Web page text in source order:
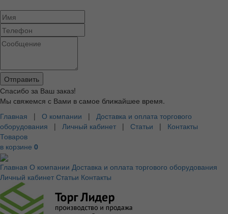
Спасибо за Ваш заказ!
Мы свяжемся с Вами в самое ближайшее время.
Главная | О компании | Доставка и оплата торгового
оборудования | Личный кабинет | Статьи | Контакты
Товаров
в корзине 0
Главная О компании Доставка и оплата торгового оборудования
Личный кабинет Статьи Контакты